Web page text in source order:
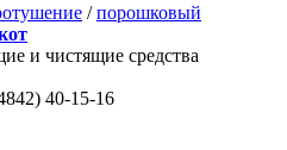
/порошковый
и чистящие средства
40-15-16